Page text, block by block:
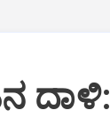
ದಾಳಿ: